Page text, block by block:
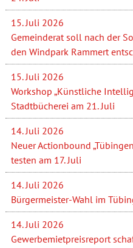
15. Juli 2026
Gemeinderat soll nach der
den Windpark Rammert
15. Juli 2026
Workshop „Künstliche
Stadtbücherei am 21. Juli
14. Juli 2026
Neuer Actionbound
testen am 17. Juli
14. Juli 2026
Bürgermeister-Wahl im
14. Juli 2026
Gewerbemietpreisreport